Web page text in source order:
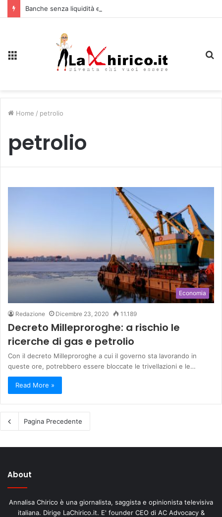
Home / petrolio
petrolio
Economia
Redazione Dicembre 23, 2020 11.189
Decreto Milleproroghe: a rischio le
ricerche di gas e petrolio
Con il decreto Milleproroghe a cui il governo sta lavorando in
queste ore, potrebbero essere bloccate le trivellazioni e le…
Read More »
Pagina Precedente
About
Annalisa Chirico è una giornalista, saggista e opinionista televisiva
italiana. Dirige LaChirico.it. E' founder CEO di AC Advocacy &